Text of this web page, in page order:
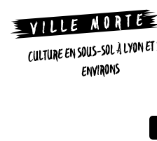
CULTURE EN SOUS-SOL À LYON
ENVIRONS